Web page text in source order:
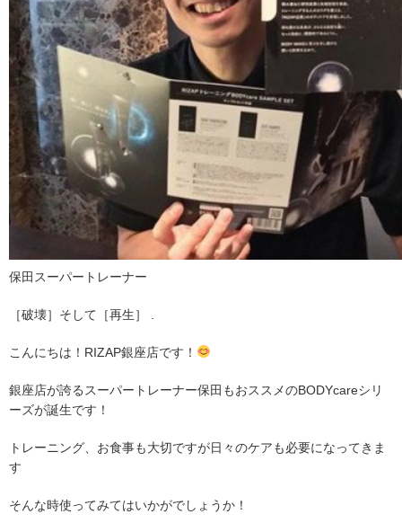
保田スーパートレーナー
［破壊］そして［再生］ .
こんにちは！RIZAP銀座店です！
銀座店が誇るスーパートレーナー保田もおススメのBODYcareシリ
ーズが誕生です！
トレーニング、お食事も大切ですが日々のケアも必要になってきま
す
そんな時使ってみてはいかがでしょうか！